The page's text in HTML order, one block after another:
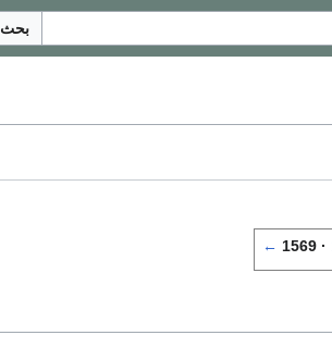
بحث
1569
←